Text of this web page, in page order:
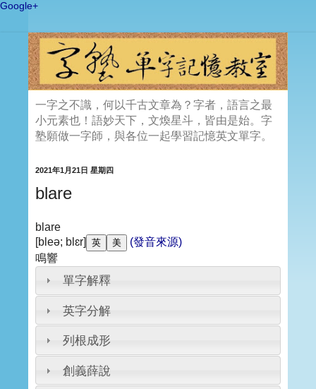
Google+
一字之不識，何以千古文章為？字者，語言之最
小元素也！語妙天下，文煥星斗，皆由是始。字
塾願做一字師，與各位一起學習記憶英文單字。
2021年1月21日 星期四
blare
blare
[bleə; blɛr]
(發音來源)
鳴響
單字解釋
英字分解
列根成形
創義薛說